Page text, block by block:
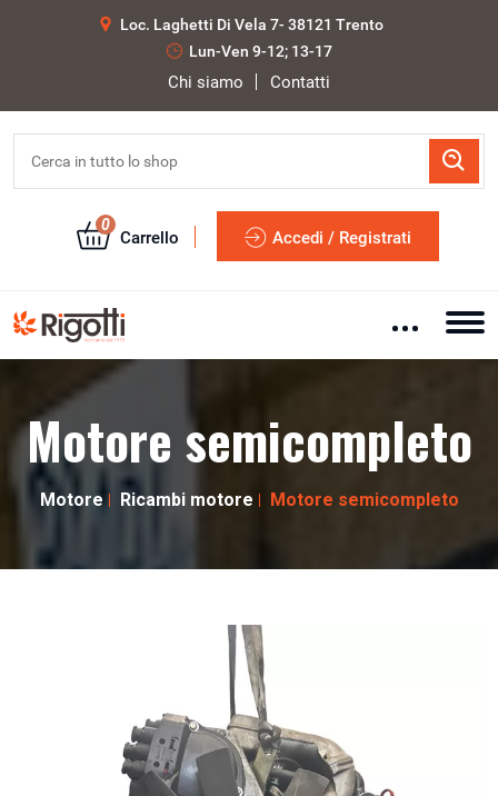
Loc. Laghetti Di Vela 7- 38121 Trento
Lun-Ven 9-12; 13-17
Chi siamo Contatti
0
Carrello Accedi / Registrati
Motore semicompleto
Motore Ricambi motore Motore semicompleto